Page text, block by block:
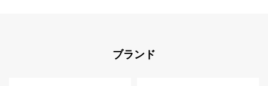
ブランド